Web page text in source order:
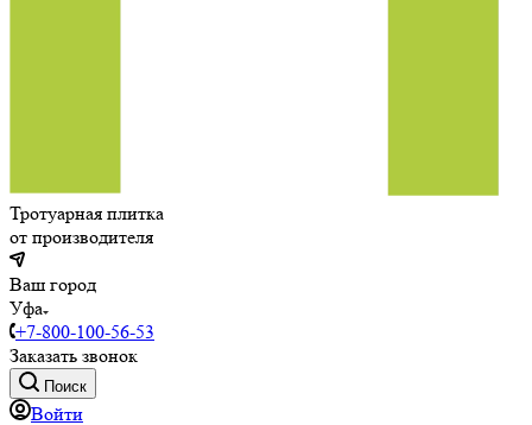
Тротуарная плитка
от производителя
Ваш город
Уфа
+7-800-100-56-53
Заказать звонок
Поиск
Войти